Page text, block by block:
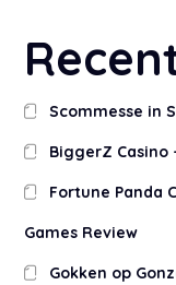
Scommesse in
BiggerZ Casino
Fortune Panda
Games Review
Gokken op